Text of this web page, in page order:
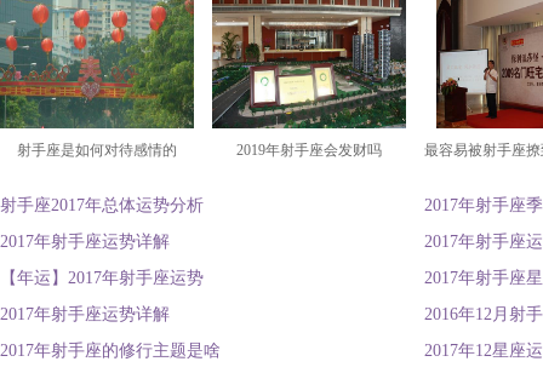
射手座是如何对待感情的 2019年射手座会发财吗 最容易被射手座
射手座2017年总体运势分析
2017年射手座
2017年射手座运势详解
2017年射手座
【年运】2017年射手座运势
2017年射手座
2017年射手座运势详解
2016年12月射
2017年射手座的修行主题是啥
2017年12星座